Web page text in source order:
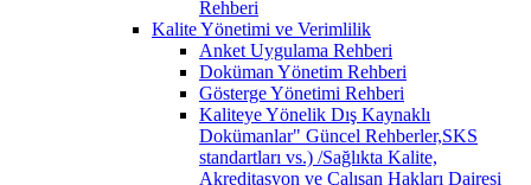
Rehberi
Kalite Yönetimi ve Verimlilik
Anket Uygulama Rehberi
Doküman Yönetim Rehberi
Gösterge Yönetimi Rehberi
Kaliteye Yönelik Dış Kaynaklı
Dokümanlar" Güncel Rehberler,SKS
standartları vs.) /Sağlıkta Kalite,
Akreditasyon ve Çalışan Hakları Dairesi